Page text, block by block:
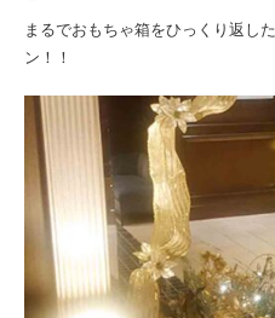
まるでおもちゃ箱をひっくり返し
ン！！